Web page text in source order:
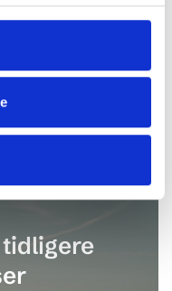
ud fra